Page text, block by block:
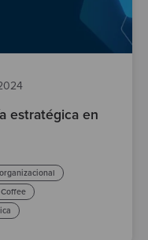
estratégica en